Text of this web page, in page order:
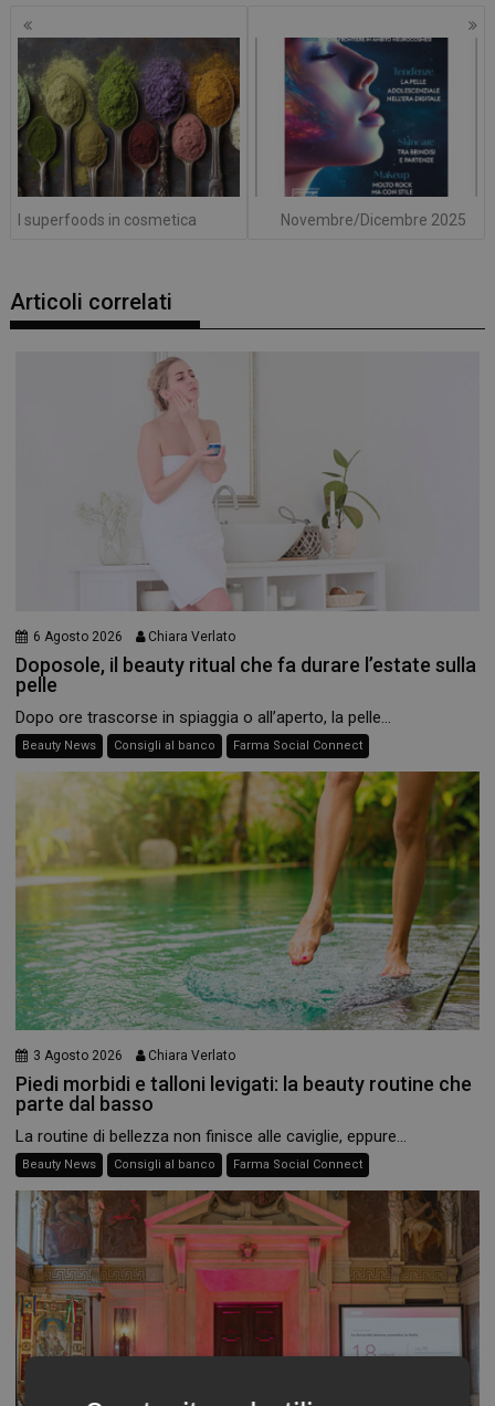
Navigazione
articoli
I superfoods in cosmetica Novembre/Dicembre 2025
Articoli correlati
6 Agosto 2026 Chiara Verlato
Doposole, il beauty ritual che fa durare l’estate sulla
pelle
Dopo ore trascorse in spiaggia o all’aperto, la pelle...
Beauty News Consigli al banco Farma Social Connect
3 Agosto 2026 Chiara Verlato
Piedi morbidi e talloni levigati: la beauty routine che
parte dal basso
La routine di bellezza non finisce alle caviglie, eppure...
Beauty News Consigli al banco Farma Social Connect